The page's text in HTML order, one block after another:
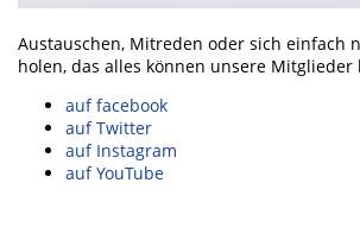
Austauschen, Mitreden oder sich einfach
holen, das alles können unsere Mitglieder
auf facebook
auf Twitter
auf Instagram
auf YouTube